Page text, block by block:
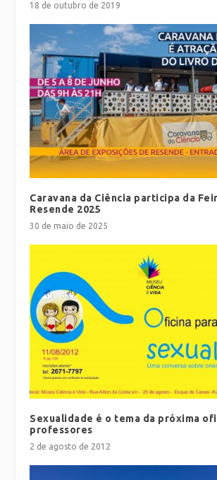
18 de outubro de 2019
Caravana da Ciência participa da
Resende 2025
30 de maio de 2025
Sexualidade é o tema da próxima
professores
2 de agosto de 2012